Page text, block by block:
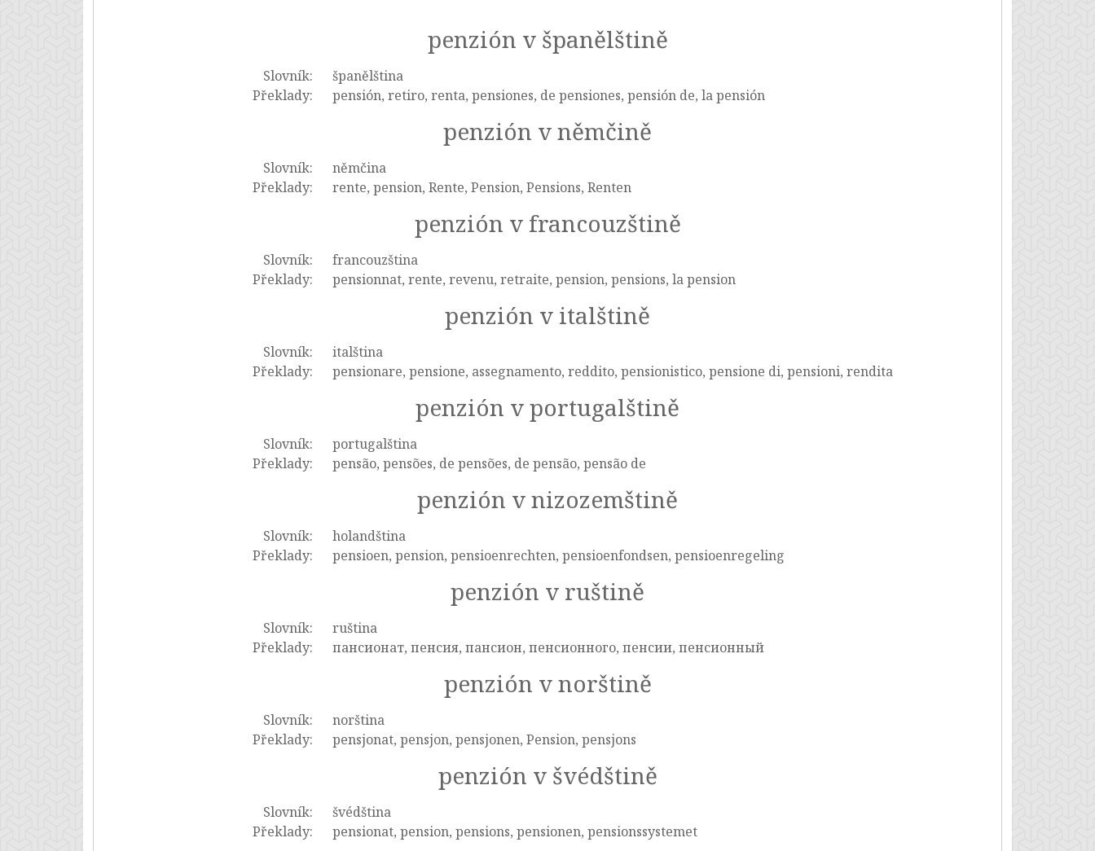
penzión v španělštině
Slovník:
španělština
Překlady:
pensión, retiro, renta, pensiones, de pensiones, pensión de, la pensión
penzión v němčině
Slovník:
němčina
Překlady:
rente, pension, Rente, Pension, Pensions, Renten
penzión v francouzštině
Slovník:
francouzština
Překlady:
pensionnat, rente, revenu, retraite, pension, pensions, la pension
penzión v italštině
Slovník:
italština
Překlady:
pensionare, pensione, assegnamento, reddito, pensionistico, pensione di, pensioni, rendita
penzión v portugalštině
Slovník:
portugalština
Překlady:
pensão, pensões, de pensões, de pensão, pensão de
penzión v nizozemštině
Slovník:
holandština
Překlady:
pensioen, pension, pensioenrechten, pensioenfondsen, pensioenregeling
penzión v ruštině
Slovník:
ruština
Překlady:
пансионат, пенсия, пансион, пенсионного, пенсии, пенсионный
penzión v norštině
Slovník:
norština
Překlady:
pensjonat, pensjon, pensjonen, Pension, pensjons
penzión v švédštině
Slovník:
švédština
Překlady:
pensionat, pension, pensions, pensionen, pensionssystemet